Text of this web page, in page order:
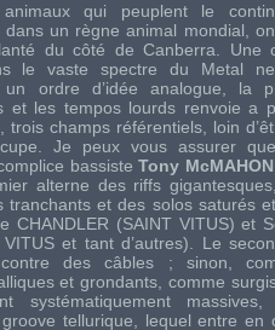
qui peuplent le
dans un règne animal mondial,
du côté de Canberra.
le vaste spectre du Metal ne
un ordre d’idée analogue, la
et les tempos lourds renvoie a
trois champs référentiels, loin
Je peux vous assurer
bassisteTony McMAHON
alterne des riffs
tranchants et des solos saturés
CHANDLER (SAINT VITUS) et
et tant d’autres). Le
des câbles ; sinon,
et grondants, comme
systématiquement
tellurique, lequel entre en